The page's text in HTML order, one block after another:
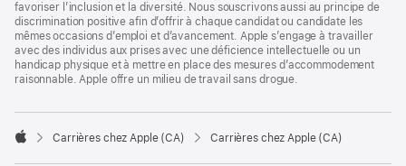
favoriser l’inclusion et la diversité. Nous souscrivons aussi au principe de
discrimination positive afin d’offrir à chaque candidat ou candidate les
mêmes occasions d’emploi et d’avancement. Apple s’engage à travailler
avec des individus aux prises avec une déficience intellectuelle ou un
handicap physique et à mettre en place des mesures d’accommodement
raisonnable. Apple offre un milieu de travail sans drogue.

Carrières chez Apple (CA) Carrières chez Apple (CA)